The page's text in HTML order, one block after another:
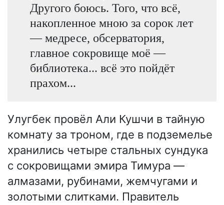
Другого боюсь. Того, что всё,
накопленное мною за сорок лет
— медресе, обсерватория,
главное сокровище моё —
библиотека... всё это пойдёт
прахом...
Улугбек провёл Али Кушчи в тайную
комнату за троном, где в подземелье
хранились четыре стальных сундука
с сокровищами эмира Тимура —
алмазами, рубинами, жемчугами и
золотыми слитками. Правитель